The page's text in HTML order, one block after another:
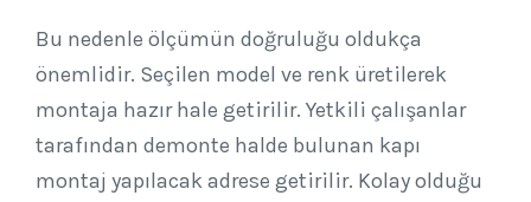
Bu nedenle ölçümün doğruluğu oldukça
önemlidir. Seçilen model ve renk üretilerek
montaja hazır hale getirilir. Yetkili çalışanlar
tarafından demonte halde bulunan kapı
montaj yapılacak adrese getirilir. Kolay olduğu